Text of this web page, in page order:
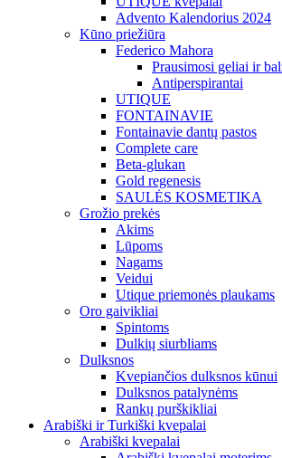
Advento Kalendorius 2024
Kūno priežiūra
Federico Mahora
Prausimosi geliai ir
Antiperspirantai
UTIQUE
FONTAINAVIE
Fontainavie dantų pastos
Complete care
Beta-glukan
Gold regenesis
SAULĖS KOSMETIKA
Grožio prekės
Akims
Lūpoms
Nagams
Veidui
Utique priemonės plaukams
Oro gaivikliai
Spintoms
Dulkių siurbliams
Dulksnos
Kvepiančios dulksnos kūnui
Dulksnos patalynėms
Rankų purškikliai
Arabiški ir Turkiški kvepalai
Arabiški kvepalai